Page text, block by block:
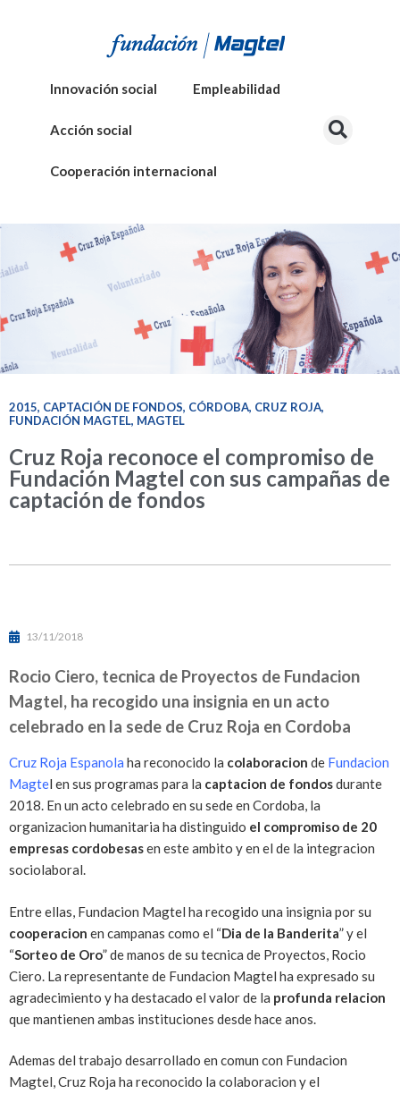
Innovación social Empleabilidad
Acción social
Cooperación internacional
2015, CAPTACIÓN DE FONDOS, CÓRDOBA, CRUZ ROJA,
FUNDACIÓN MAGTEL, MAGTEL
Cruz Roja reconoce el compromiso de
Fundación Magtel con sus campañas de
captación de fondos
13/11/2018
Rocio Ciero, tecnica de Proyectos de Fundacion
Magtel, ha recogido una insignia en un acto
celebrado en la sede de Cruz Roja en Cordoba
Cruz Roja Espanola ha reconocido la colaboracion de Fundacion
Magtel en sus programas para la captacion de fondosdurante
2018. En un acto celebrado en su sede en Cordoba, la
organizacion humanitaria ha distinguido el compromiso de 20
empresas cordobesasen este ambito y en el de la integracion
sociolaboral.
Entre ellas, Fundacion Magtel ha recogido una insignia por su
cooperacion en campanas como el “Dia de la Banderita” y el
“Sorteo de Oro” de manos de su tecnica de Proyectos, Rocio
Ciero. La representante de Fundacion Magtel ha expresado su
agradecimiento y ha destacado el valor de la profunda relacion
que mantienen ambas instituciones desde hace anos.
Ademas del trabajo desarrollado en comun con Fundacion
Magtel, Cruz Roja ha reconocido la colaboracion y el